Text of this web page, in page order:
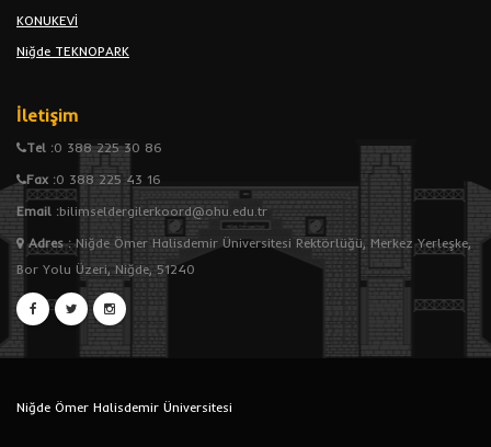
KONUKEVİ
Niğde TEKNOPARK
İletişim
Tel :0 388 225 30 86
Fax :0 388 225 43 16
Email :bilimseldergilerkoord@ohu.edu.tr
Adres:Niğde Ömer Halisdemir Üniversitesi Rektörlüğü, Merkez Yerleşke,
Bor Yolu Üzeri, Niğde, 51240
Niğde Ömer Halisdemir Üniversitesi